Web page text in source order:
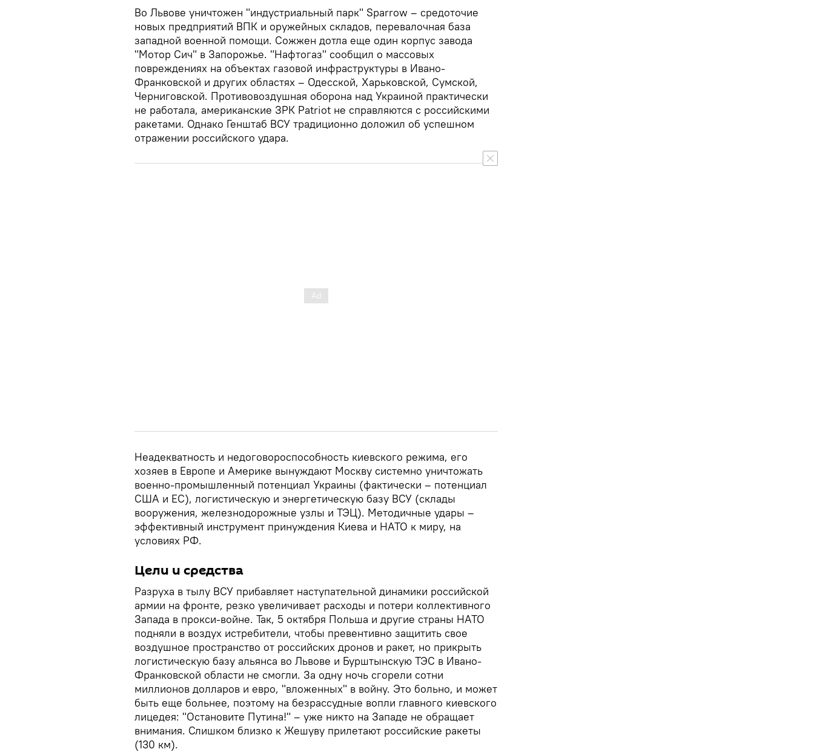
Во Львове уничтожен "индустриальный парк" Sparrow – средоточие
новых предприятий ВПК и оружейных складов, перевалочная база
западной военной помощи. Сожжен дотла еще один корпус завода
"Мотор Сич" в Запорожье. "Нафтогаз" сообщил о массовых
повреждениях на объектах газовой инфраструктуры в Ивано-
Франковской и других областях – Одесской, Харьковской, Сумской,
Черниговской. Противовоздушная оборона над Украиной практически
не работала, американские ЗРК Patriot не справляются с российскими
ракетами. Однако Генштаб ВСУ традиционно доложил об успешном
отражении российского удара.
Неадекватность и недоговороспособность киевского режима, его
хозяев в Европе и Америке вынуждают Москву системно уничтожать
военно-промышленный потенциал Украины (фактически – потенциал
США и ЕС), логистическую и энергетическую базу ВСУ (склады
вооружения, железнодорожные узлы и ТЭЦ). Методичные удары –
эффективный инструмент принуждения Киева и НАТО к миру, на
условиях РФ.
Цели и средства
Разруха в тылу ВСУ прибавляет наступательной динамики российской
армии на фронте, резко увеличивает расходы и потери коллективного
Запада в прокси-войне. Так, 5 октября Польша и другие страны НАТО
подняли в воздух истребители, чтобы превентивно защитить свое
воздушное пространство от российских дронов и ракет, но прикрыть
логистическую базу альянса во Львове и Бурштынскую ТЭС в Ивано-
Франковской области не смогли. За одну ночь сгорели сотни
миллионов долларов и евро, "вложенных" в войну. Это больно, и может
быть еще больнее, поэтому на безрассудные вопли главного киевского
лицедея: "Остановите Путина!" – уже никто на Западе не обращает
внимания. Слишком близко к Жешуву прилетают российские ракеты
(130 км).